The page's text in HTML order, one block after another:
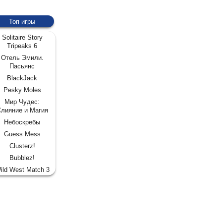
Топ игры
Solitaire Story
Tripeaks 6
Отель Эмили.
Пасьянс
BlackJack
Pesky Moles
Мир Чудес:
и Магия
Небоскребы
Guess Mess
Clusterz!
Bubblez!
West Match 3